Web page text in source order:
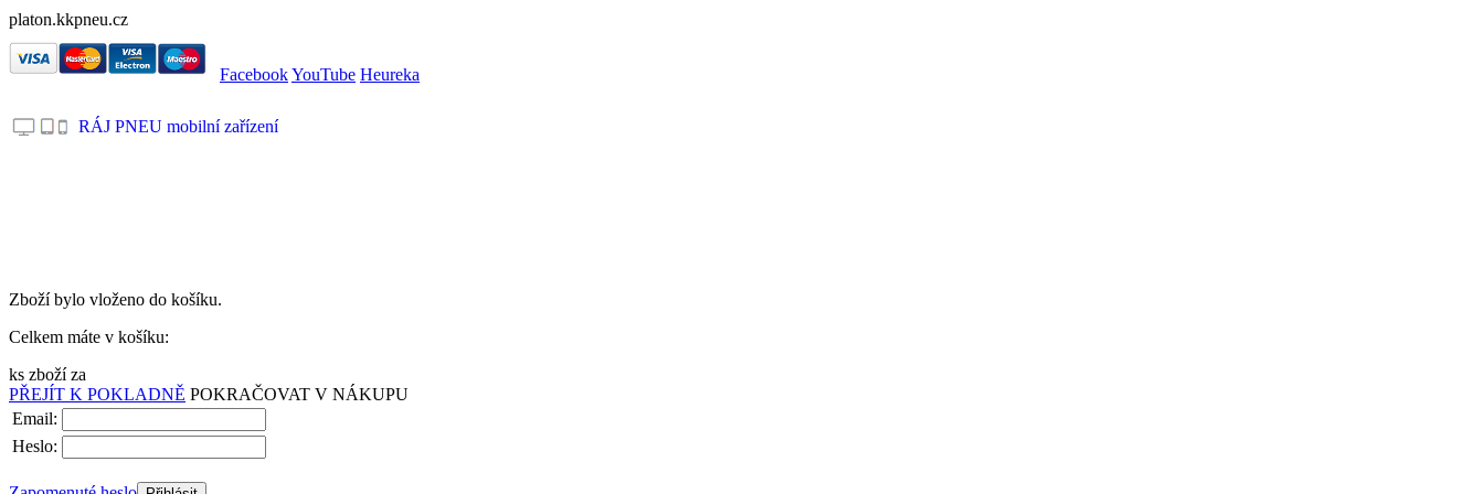
platon.kkpneu.cz
FacebookYouTube Heureka
RÁJ PNEU mobilní zařízení
Zboží bylo vloženo do košíku.
Celkem máte v košíku:
ks zboží za
PŘEJÍT K POKLADNĚ POKRAČOVAT V NÁKUPU
Email:
Heslo: